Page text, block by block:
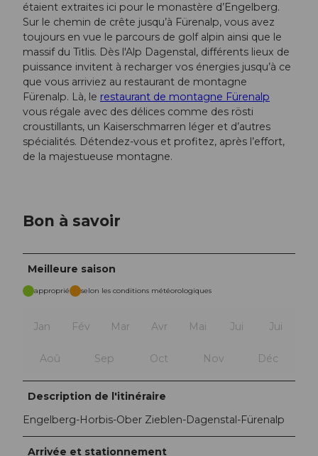
étaient extraites ici pour le monastère d’Engelberg.
Sur le chemin de crête jusqu’à Fürenalp, vous avez
toujours en vue le parcours de golf alpin ainsi que le
massif du Titlis. Dès l'Alp Dagenstal, différents lieux de
puissance invitent à recharger vos énergies jusqu’à ce
que vous arriviez au restaurant de montagne
Fürenalp. Là, le restaurant de montagne Fürenalp
vous régale avec des délices comme des rösti
croustillants, un Kaiserschmarren léger et d’autres
spécialités. Détendez-vous et profitez, après l’effort,
de la majestueuse montagne.
Bon à savoir
Meilleure saison
approprié selon les conditions météorologiques
Jan Fév Mar Avr Mai Jui Jui
Aoû Sep Oct Nov Déc
Description de l'itinéraire
Engelberg-Horbis-Ober Zieblen-Dagenstal-Fürenalp
Arrivée et stationnement